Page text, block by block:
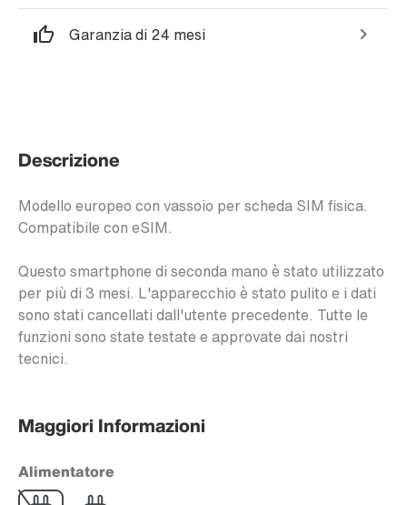
Garanzia di 24 mesi
Descrizione
Modello europeo con vassoio per scheda SIM fisica.
Compatibile con eSIM.
Questo smartphone di seconda mano è stato utilizzato
per più di 3 mesi. L'apparecchio è stato pulito e i dati
sono stati cancellati dall'utente precedente. Tutte le
funzioni sono state testate e approvate dai nostri
tecnici.
Maggiori Informazioni
Alimentatore